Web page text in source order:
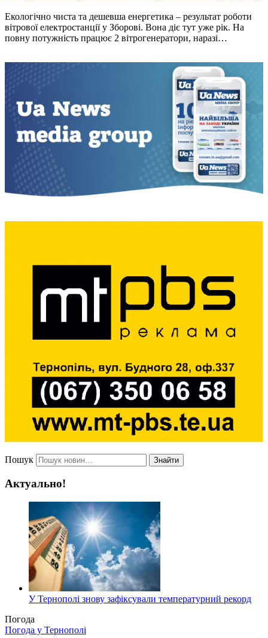
Екологічно чиста та дешевша енергетика – результат роботи
вітрової електростанції у Зборові. Вона діє тут уже рік. На
повну потужність працює 2 вітрогенератори, наразі…
Пошук Знайти
Актуально!
У Тернополі знову зафіксували температурний рекорд
Погода
Погода у Тернополі